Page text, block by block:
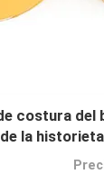
costura
la